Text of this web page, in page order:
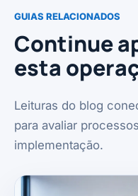
GUIAS RELACIONADOS
Continue
esta
Leituras do blog
para avaliar
implementação.